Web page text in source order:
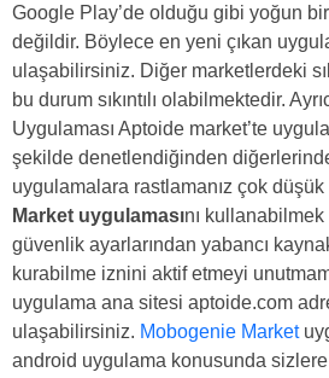
Google Play’de olduğu gibi yoğun
değildir. Böylece en yeni çıkan
ulaşabilirsiniz. Diğer marketlerdeki
bu durum sıkıntılı olabilmektedir.
Uygulaması Aptoide market’te
şekilde denetlendiğinden
uygulamalara rastlamanız çok düşük
Market uygulamasını
güvenlik ayarlarından yabancı
kurabilme iznini aktif etmeyi
uygulama ana sitesi aptoide.com
ulaşabilirsiniz. Mobogenie Market
android uygulama konusunda sizlere